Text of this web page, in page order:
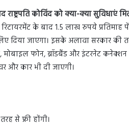
कोविंद को क्या-क्या सुविधाएं
रिटायरमेंट के बाद 1.5 लाख रुपये
जाएगा। इसके अलावा सरकार की
फोन, ब्रॉडबैंड और इंटरनेट
और कार भी दी जाएगी।
से फ्री होंगी।